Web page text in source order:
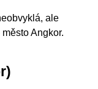
ale
Angkor.